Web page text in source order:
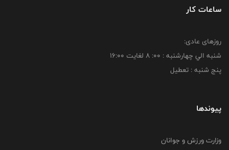
ساعات کار
روزهای عادی:
شنبه الي چهارشنبه : 00: 8 لغايت 16:00
پنج شنبه : تعطیل
پیوندها
وزارت ورزش و جوانان